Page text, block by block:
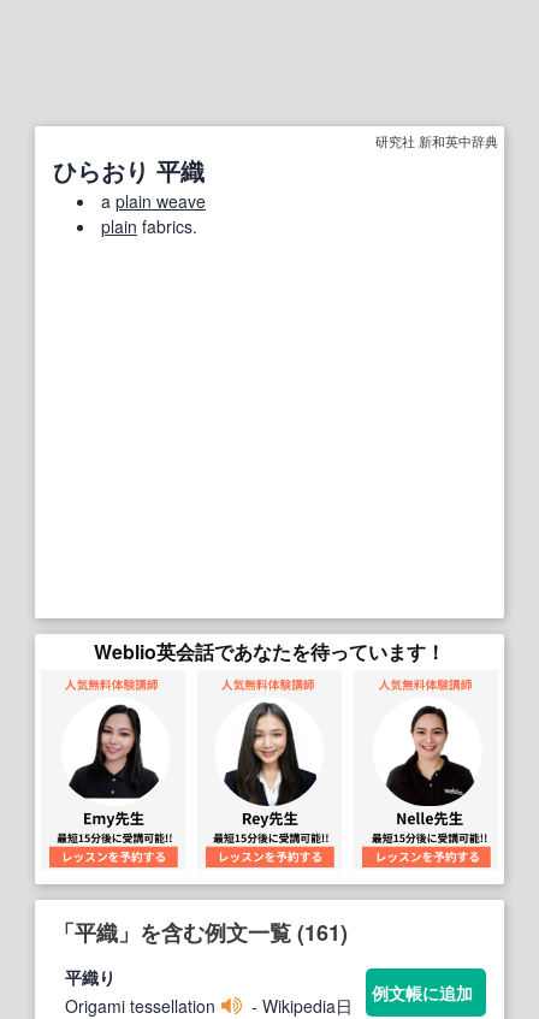
研究社 新和英中辞典
ひらおり 平織
a plain weave
plain fabrics.
Weblio英会話であなたを待っています！
「平織」を含む例文一覧 (161)
平織り
Origami tessellation
- Wikipedia日
例文帳に追加